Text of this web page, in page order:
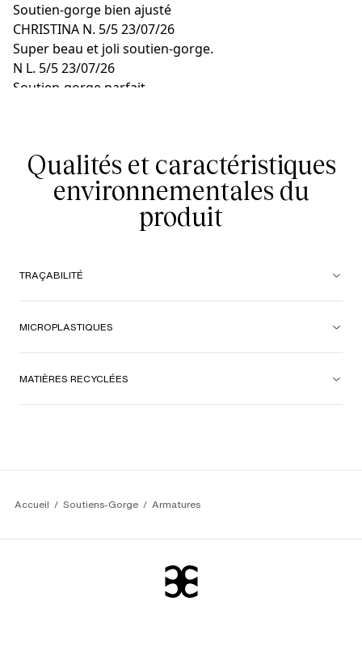
Soutien-gorge bien ajusté
CHRISTINA N. 5/523/07/26
Super beau et joli soutien-gorge.
N L. 5/523/07/26
Soutien-gorge parfait
Qualités et caractéristiques
environnementales du
produit
TRAÇABILITÉ
MICROPLASTIQUES
MATIÈRES RECYCLÉES
Accueil Soutiens-Gorge Armatures